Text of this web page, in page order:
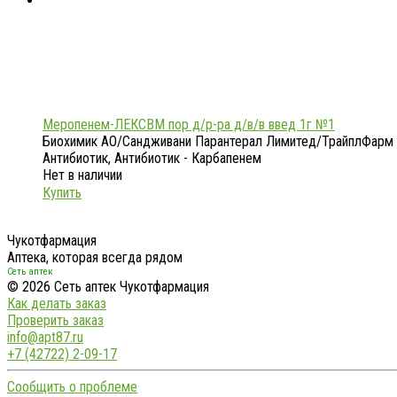
Меропенем-ЛЕКСВМ пор д/р-ра д/в/в введ 1г №1
Биохимик АО/Сандживани Парантерал Лимитед/
Антибиотик, Антибиотик - Карбапенем
Нет в наличии
Купить
Чукотфармация
Аптека, которая всегда рядом
Сеть аптек
© 2026 Сеть аптек Чукотфармация
Как делать заказ
Проверить заказ
info@apt87.ru
+7 (42722) 2-09-17
Сообщить о проблеме